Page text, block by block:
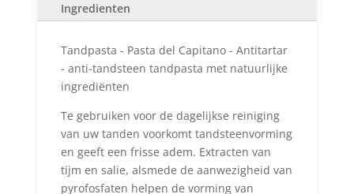
Ingredienten
Tandpasta - Pasta del Capitano - Antitartar
- anti-tandsteen tandpasta met natuurlijke
ingrediënten
Te gebruiken voor de dagelijkse reiniging
van uw tanden voorkomt tandsteenvorming
en geeft een frisse adem. Extracten van
tijm en salie, alsmede de aanwezigheid van
pyrofosfaten helpen de vorming van